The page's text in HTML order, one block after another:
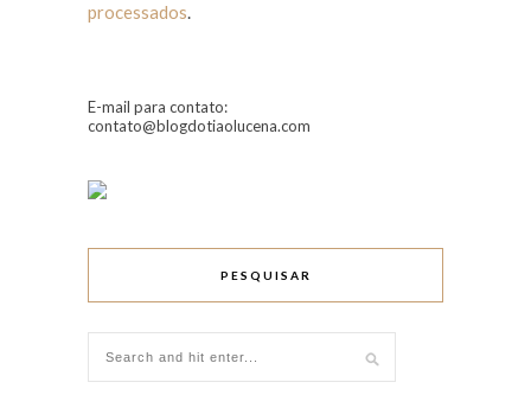
processados.
E-mail para contato:
contato@blogdotiaolucena.com
PESQUISAR